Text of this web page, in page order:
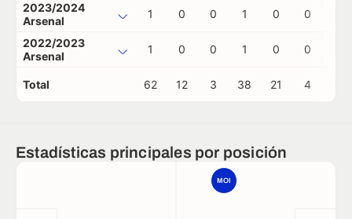
2023/2024
Arsenal
1 0 0 1 0 0
2022/2023
Arsenal
1 0 0 1 0 0
Total 62 12 3 38 21 4
Estadísticas principales por posición
MOI